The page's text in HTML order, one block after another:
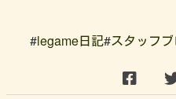
#legame日記#スタッフ